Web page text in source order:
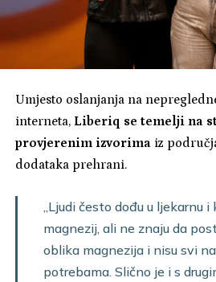
Umjesto oslanjanja na
interneta, Liberiq se temelji na
provjerenim izvorima iz
dodataka prehrani.
„Ljudi često dođu u ljekarnu
magnezij, ali ne znaju da
oblika magnezija i nisu svi
potrebama. Slično je i s